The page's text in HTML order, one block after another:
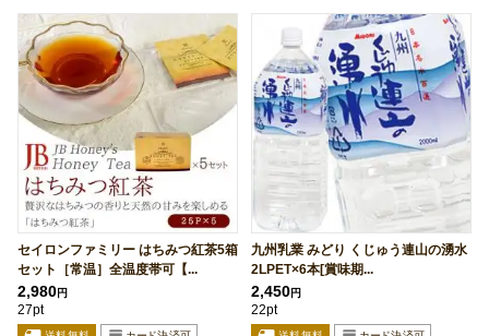
セイロンファミリー はちみつ紅茶5箱
セット［常温］全温度帯可【...
2,980円
27pt
九州乳業 みどり くじゅう連山の湧水
2LPET×6本[賞味期...
2,450円
22pt